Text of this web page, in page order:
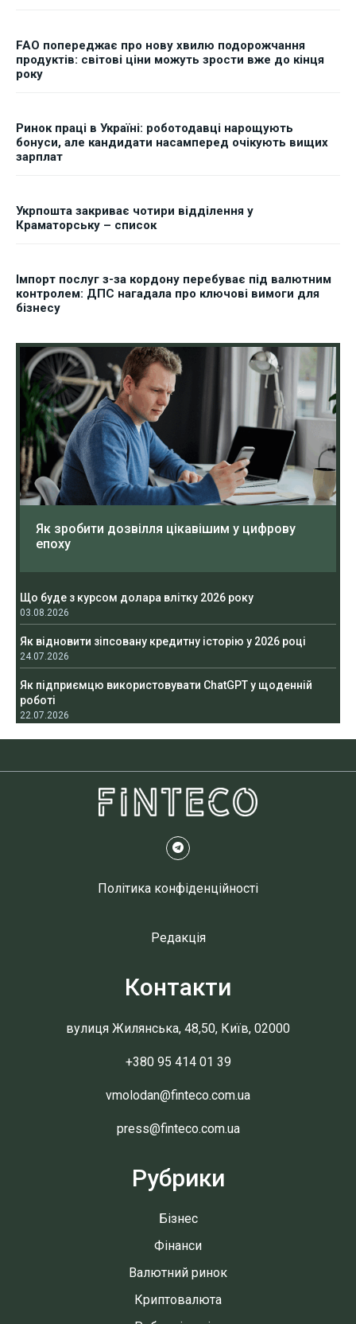
FAO попереджає про нову хвилю подорожчання
продуктів: світові ціни можуть зрости вже до кінця
року
Ринок праці в Україні: роботодавці нарощують
бонуси, але кандидати насамперед очікують вищих
зарплат
Укрпошта закриває чотири відділення у
Краматорську – список
Імпорт послуг з-за кордону перебуває під валютним
контролем: ДПС нагадала про ключові вимоги для
бізнесу
Як зробити дозвілля цікавішим у цифрову
епоху
Що буде з курсом долара влітку 2026 року
03.08.2026
Як відновити зіпсовану кредитну історію у 2026 році
24.07.2026
Як підприємцю використовувати ChatGPT у щоденній
роботі
22.07.2026
Політика конфіденційності
Редакція
Контакти
вулиця Жилянська, 48,50, Київ, 02000
+380 95 414 01 39
vmolodan@finteco.com.ua
press@finteco.com.ua
Рубрики
Бізнес
Фінанси
Валютний ринок
Криптовалюта